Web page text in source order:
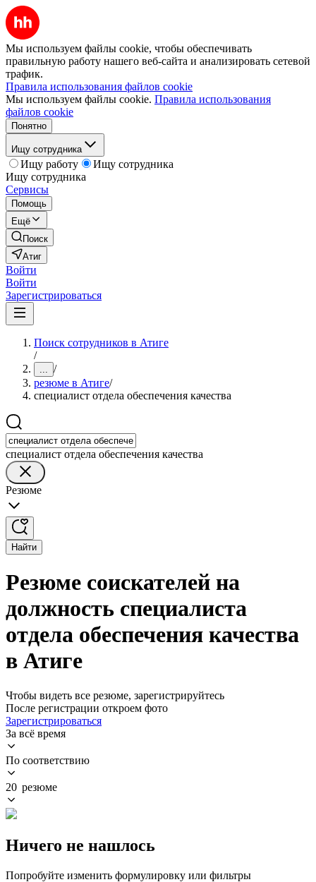
Мы используем файлы cookie, чтобы обеспечивать
правильную работу нашего веб-сайта и анализировать сетевой
трафик.
Правила использования файлов cookie
Мы используем файлы cookie. Правила использования
файлов cookie
Понятно
Ищу сотрудника
Ищу работу
Ищу сотрудника
Ищу сотрудника
Сервисы
Помощь
Ещё
Поиск
Атиг
Войти
Войти
Зарегистрироваться
Поиск сотрудников в Атиге
/
... /
резюме в Атиге/
специалист отдела обеспечения качества
специалист отдела обеспечения качества
Резюме
Найти
Резюме соискателей на
должность специалиста
отдела обеспечения качества
в Атиге
Чтобы видеть все резюме, зарегистрируйтесь
После регистрации откроем фото
Зарегистрироваться
За всё время
По соответствию
20 резюме
Ничего не нашлось
Попробуйте изменить формулировку или фильтры